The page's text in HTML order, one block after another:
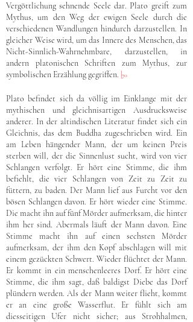
Vergöttlichung sehnende Seele dar. Plato greift zum
Mythus, um den Weg der ewigen Seele durch die
verschiedenen Wandlungen hindurch darzustellen. In
gleicher Weise wird, um das Innere des Menschen, das
Nicht-Sinnlich-Wahrnehmbare, darzustellen, in
andern platonischen Schriften zum Mythus, zur
symbolischen Erzählung gegriffen. 70
Plato befindet sich da völlig im Einklange mit der
mythischen und gleichnisartigen Ausdrucksweise
anderer. In der altindischen Literatur findet sich ein
Gleichnis, das dem Buddha zugeschrieben wird. Ein
am Leben hängender Mann, der um keinen Preis
sterben will, der die Sinnenlust sucht, wird von vier
Schlangen verfolgt. Er hört eine Stimme, die ihm
befiehlt, die vier Schlangen von Zeit zu Zeit zu
füttern, zu baden. Der Mann lief aus Furcht vor den
bösen Schlangen davon. Er hört wieder eine Stimme.
Die macht ihn auf fünf Mörder aufmerksam, die hinter
ihm her sind. Abermals läuft der Mann davon. Eine
Stimme macht ihn auf einen sechsten Mörder
aufmerksam, der ihm den Kopf abschlagen will mit
einem gezückten Schwert. Wieder flüchtet der Mann.
Er kommt in ein menschenleeres Dorf. Er hört eine
Stimme, die ihm sagt, daß baldigst Diebe das Dorf
plündern werden. Als der Mann weiter flieht, kommt
er an eine große Wasserflut. Er fühlt sich am
diesseitigen Ufer nicht sicher; aus Strohhalmen,